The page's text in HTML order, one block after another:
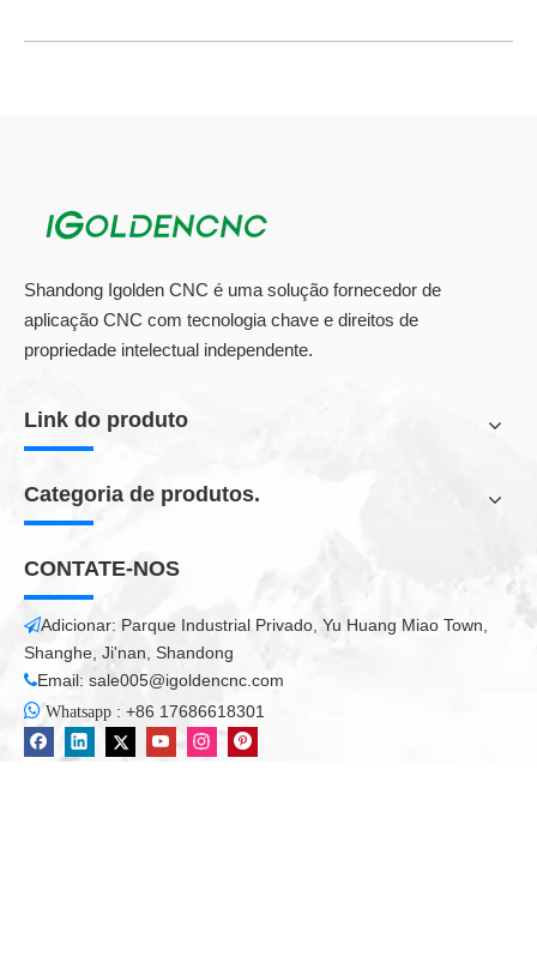
Todos os produtos
Shandong Igolden CNC é uma solução fornecedor de
aplicação CNC com tecnologia chave e direitos de
propriedade intelectual independente.
Link do produto
Categoria de produtos.
CONTATE-NOS
Adicionar: Parque Industrial Privado, Yu Huang Miao Town,
Shanghe, Ji'nan, Shandong
Email: sale005@igoldencnc.com
 Whatsapp : +86 17686618301